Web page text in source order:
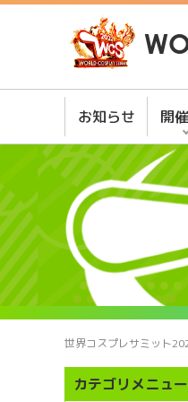
お知らせ 開
世界コスプレサミット
カテゴリメニュー